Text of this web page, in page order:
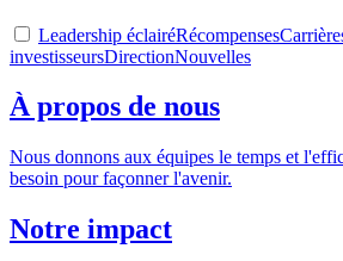
Leadership éclairéRécompenses
investisseursDirectionNouvelles
À propos de nous
Nous donnons aux équipes le temps et
besoin pour façonner l'avenir.
Notre impact